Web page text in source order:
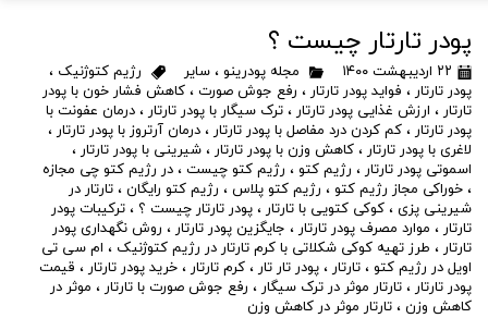
خروج از حساب کاربری
پودر تارتار چیست ؟
۲۲ اردیبهشت ۱۴۰۰ مجله پودرینو ، سایر رژیم کتوژنیک ،
پودر تارتار ، فواید پودر تارتار ، رفع جوش صورت ، کاهش فشار خون با پودر
تارتار ، ارزش غذایی پودر تارتار ، ترک سیگار با پودر تارتار ، درمان عفونت با
پودر تارتار ، کم کردن درد مفاصل با پودر تارتار ، درمان آرتروز با پودر تارتار ،
لاغری با پودر تارتار ، کاهش وزن با پودر تارتار ، شیرینی با پودر تارتار ،
اسموتی پودر تارتار ، رژیم کتو ، رژیم کتو چیست ، در رژیم کتو چی مجازه
، خوراکی مجاز رژیم کتو ، رژیم کتو پلاس ، رژیم کتو رایگان ، تارتار در
شیرینی پزی ، کوکی کتویی با تارتار ، پودر تارتار چیست ؟ ، ترکیبات پودر
تارتار ، موارد مصرف پودر تارتار ، جایگزین پودر تارتار ، روش نگهداری پودر
تارتار ، طرز تهیه کوکی شکلاتی با کرم تارتار در رژیم کتوژنیک ، ام سی تی
اویل در رژیم کتو ، تارتار ، پودر تار تار ، کرم تارتار ، خرید پودر تارتار ، قیمت
پودر تارتار ، تارتار موثر در ترک سیگار ، رفع جوش صورت با تارتار ، موثر در
کاهش وزن ، تارتار موثر در کاهش وزن